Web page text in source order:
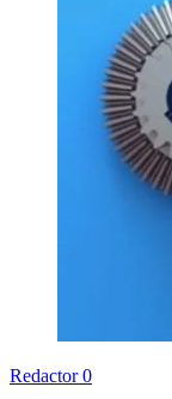
Redactor0